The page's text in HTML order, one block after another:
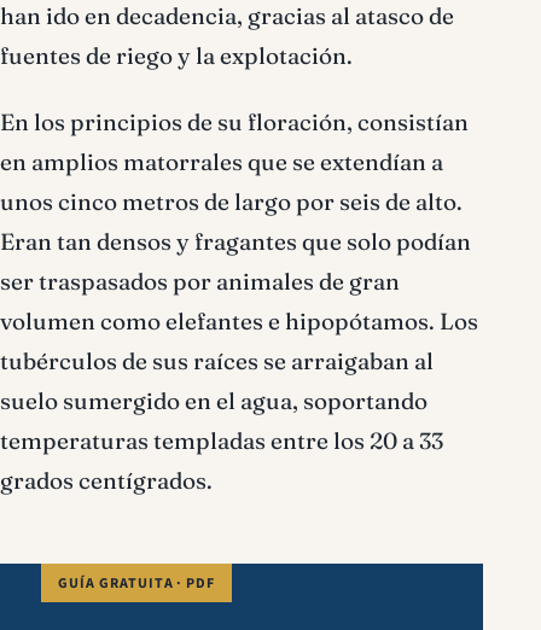
han ido en decadencia, gracias al atasco de
fuentes de riego y la explotación.
En los principios de su floración, consistían
en amplios matorrales que se extendían a
unos cinco metros de largo por seis de alto.
Eran tan densos y fragantes que solo podían
ser traspasados por animales de gran
volumen como elefantes e hipopótamos. Los
tubérculos de sus raíces se arraigaban al
suelo sumergido en el agua, soportando
temperaturas templadas entre los 20 a 33
grados centígrados.
GUÍA GRATUITA · PDF